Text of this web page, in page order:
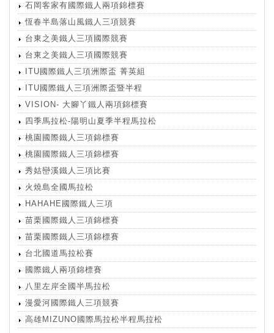
石岡客家有國際鐵人兩項錦標賽
恆春半島落山風鐵人三項競賽
台東之美鐵人三項國際競賽
台東之美鐵人三項國際競賽
ITU國際鐵人三項洲際盃 菁英組
ITU國際鐵人三項洲際盃暨半程
VISION- 大腳丫鐵人兩項錦標賽
四季馬拉松-陽明山夏季半程馬拉松
桃園國際鐵人三項錦標賽
桃園國際鐵人三項錦標賽
秀姑巒溪鐵人三項比賽
火燒島全國馬拉松
HAHAHE國際鐵人三項
苗栗國際鐵人三項錦標賽
苗栗國際鐵人三項錦標賽
台北國道馬拉松賽
國際鐵人兩項錦標賽
八里左岸全國半馬拉松
漫愛河國際鐵人三項競賽
高雄MIZUNO國際馬拉松半程馬拉松